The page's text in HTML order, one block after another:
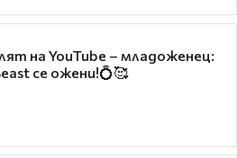
на YouTube – младоженец:
се ожени!💍🥰